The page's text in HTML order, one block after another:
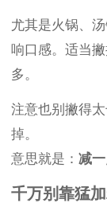
尤其是火锅、
响口感。适当
多。
注意也别撇得
掉。
意思就是： 减
千万别靠猛